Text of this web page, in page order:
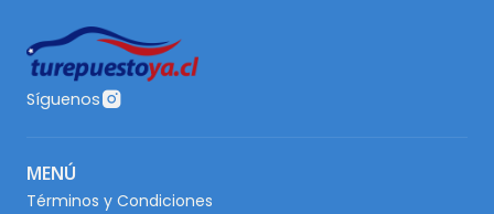
Síguenos
MENÚ
Términos y Condiciones